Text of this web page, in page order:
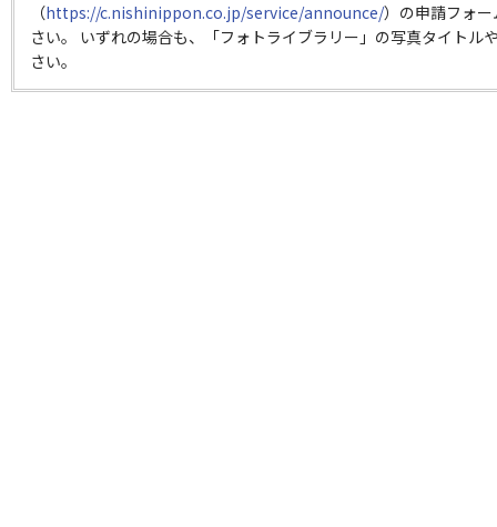
（https://c.nishinippon.co.jp/service/announce/）の申請フォ
さい。 いずれの場合も、「フォトライブラリー」の写真タイトル
さい。